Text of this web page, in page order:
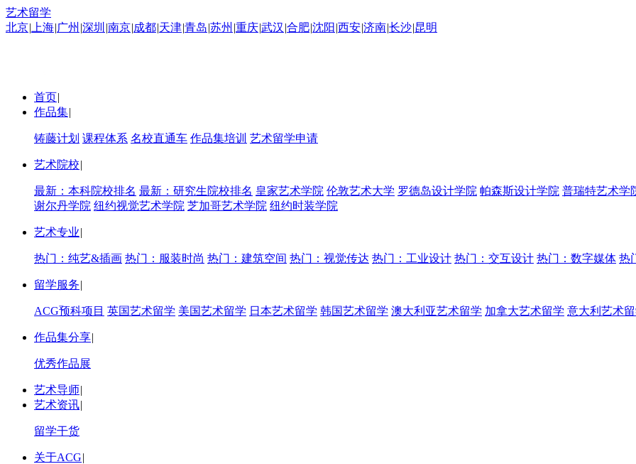
艺术留学
北京| 上海|广州 |深圳 |南京|成都|天津|青岛|苏州 |重庆|武汉 |合肥|沈阳 |西安|济南|长沙|昆明
首页|
作品集|
铸藤计划 课程体系 名校直通车 作品集培训 艺术留学申请
艺术院校|
最新：本科院校排名 最新：研究生院校排名 皇家艺术学院 伦敦艺术大学 罗德岛设计学院 帕森斯设计学院 普瑞特艺术学
谢尔丹学院 纽约视觉艺术学院 芝加哥艺术学院 纽约时装学院
艺术专业|
热门：纯艺&插画 热门：服装时尚 热门：建筑空间 热门：视觉传达 热门：工业设计 热门：交互设计 热门：数字媒体 热
留学服务|
ACG预科项目 英国艺术留学 美国艺术留学 日本艺术留学 韩国艺术留学 澳大利亚艺术留学 加拿大艺术留学 意大利艺术
作品集分享|
优秀作品展
艺术导师|
艺术资讯|
留学干货
关于ACG|